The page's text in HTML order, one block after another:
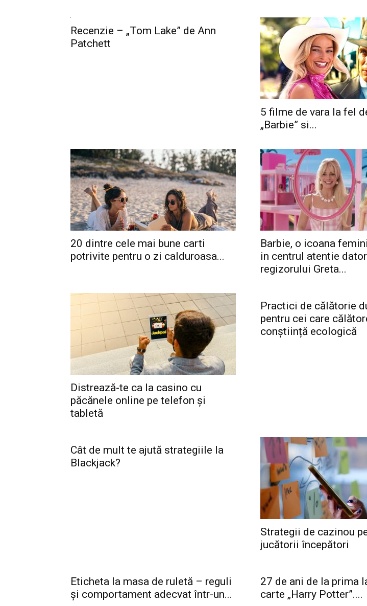
Recenzie – „Tom Lake” de Ann
Patchett
5 filme de vara la fel
„Barbie” si...
20 dintre cele mai bune carti
potrivite pentru o zi calduroasa...
Barbie, o icoana
in centrul atentie
regizorului Greta...
Distrează-te ca la casino cu
păcănele online pe telefon și
tabletă
Practici de călătorie
pentru cei care
conștiință ecologică
Cât de mult te ajută strategiile la
Blackjack?
Strategii de cazinou
jucătorii începători
Eticheta la masa de ruletă – reguli
și comportament adecvat într-un...
27 de ani de la prima
carte „Harry Potter”....